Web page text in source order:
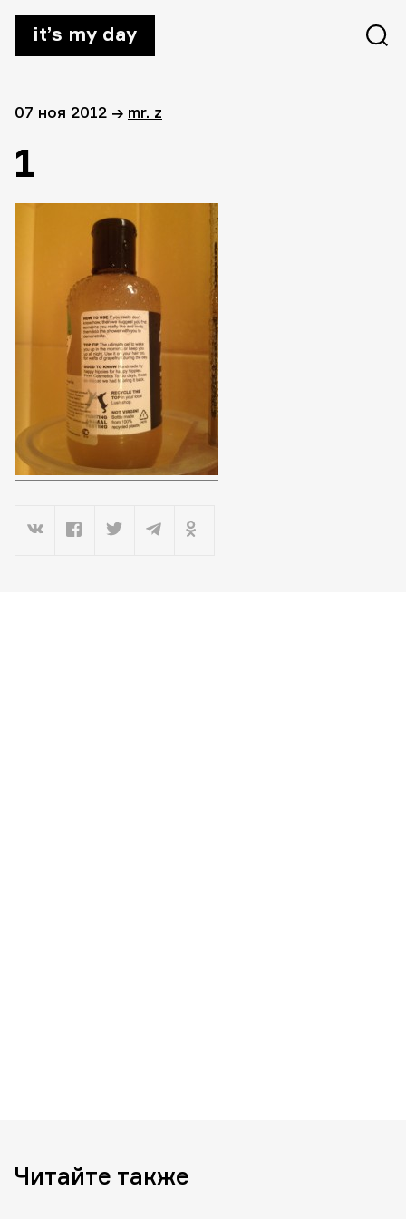
it’s my day
07 ноя 2012 → mr. z
1
Читайте также